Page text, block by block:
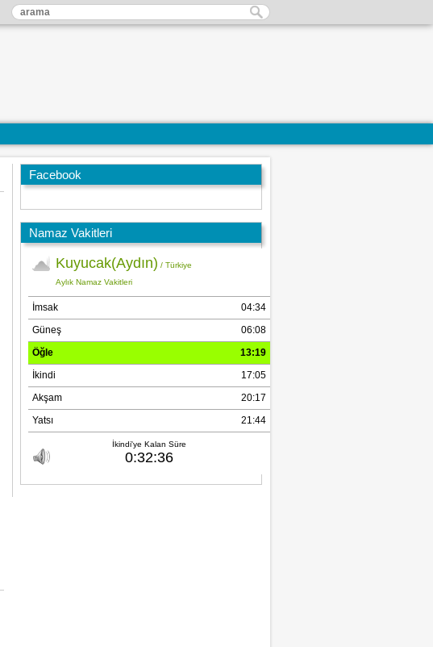
Facebook
Namaz Vakitleri